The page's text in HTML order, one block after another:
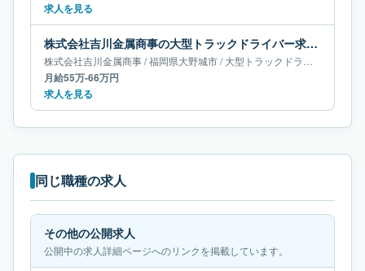
求人を見る
株式会社吉川金属商事の大型トラックドライバー求人｜福岡県大野城市｜月給55万-66万円
株式会社吉川金属商事/福岡県大野城市/大型トラックドライバー
月給55万-66万円
求人を見る
同じ職種の求人
その他の公開求人
公開中の求人詳細ページへのリンクを掲載しています。